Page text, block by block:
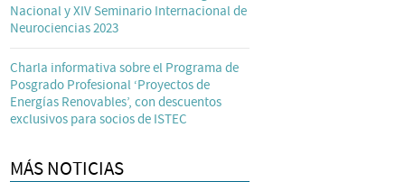
Nacional y XIV Seminario Internacional de
Neurociencias 2023
Charla informativa sobre el Programa de
Posgrado Profesional ‘Proyectos de
Energías Renovables’, con descuentos
exclusivos para socios de ISTEC
MÁS NOTICIAS